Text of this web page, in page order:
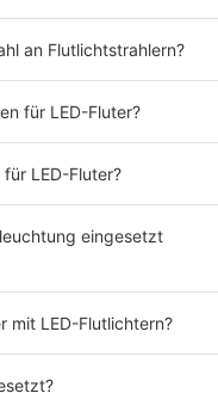
an Flutlichtstrahlern?
für LED-Fluter?
LED-Fluter?
eingesetzt
mit LED-Flutlichtern?